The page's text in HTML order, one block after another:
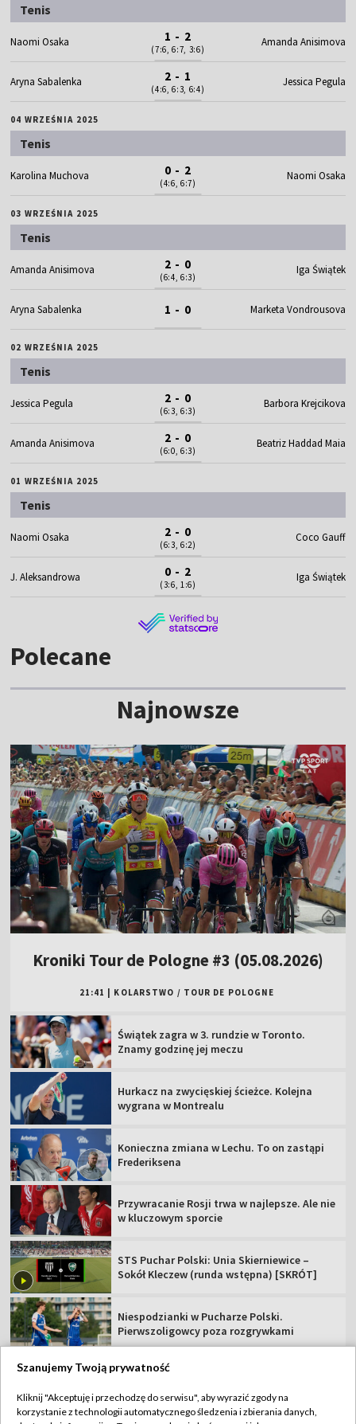
Tenis
Naomi Osaka 1 - 2
(7:6, 6:7, 3:6)
Amanda Anisimova
Aryna Sabalenka 2 - 1
(4:6, 6:3, 6:4)
Jessica Pegula
04 WRZEŚNIA 2025
Tenis
Karolina Muchova 0 - 2
(4:6, 6:7)
Naomi Osaka
03 WRZEŚNIA 2025
Tenis
Amanda Anisimova 2 - 0
(6:4, 6:3)
Iga Świątek
Aryna Sabalenka 1 - 0 Marketa Vondrousova
02 WRZEŚNIA 2025
Tenis
Jessica Pegula 2 - 0
(6:3, 6:3)
Barbora Krejcikova
Amanda Anisimova 2 - 0
(6:0, 6:3)
Beatriz Haddad Maia
01 WRZEŚNIA 2025
Tenis
Naomi Osaka 2 - 0
(6:3, 6:2)
Coco Gauff
J. Aleksandrowa 0 - 2
(3:6, 1:6)
Iga Świątek
Polecane
Najnowsze
Kroniki Tour de Pologne #3 (05.08.2026)
21:41 KOLARSTWO / TOUR DE POLOGNE
Świątek zagra w 3. rundzie w Toronto.
Znamy godzinę jej meczu
Hurkacz na zwycięskiej ścieżce. Kolejna
wygrana w Montrealu
Konieczna zmiana w Lechu. To on zastąpi
Frederiksena
Przywracanie Rosji trwa w najlepsze. Ale nie
w kluczowym sporcie
STS Puchar Polski: Unia Skierniewice –
Sokół Kleczew (runda wstępna) [SKRÓT]
Niespodzianki w Pucharze Polski.
Pierwszoligowcy poza rozgrywkami
TVP
Szanujemy Twoją prywatność
Kliknij "Akceptuję i przechodzę do serwisu", aby wyrazić zgody na
korzystanie z technologii automatycznego śledzenia i zbierania danych,